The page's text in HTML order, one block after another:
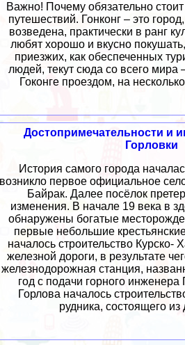
Важно! Почему обязательно стоит
путешествий. Гонконг – это
возведена, практически в ранг
любят хорошо и вкусно
приезжих, как обеспеченных
людей, текут сюда со всего мира
Гоконге проездом, на
Достопримечательности и
Горловки
История самого города
возникло первое официальное
Байрак. Далее посёлок
изменения. В начале 19 века в
обнаружены богатые
первые небольшие
началось строительство Курско-
железной дороги, в результате
железнодорожная станция,
год с подачи горного
Горлова началось
рудника, состоящего из